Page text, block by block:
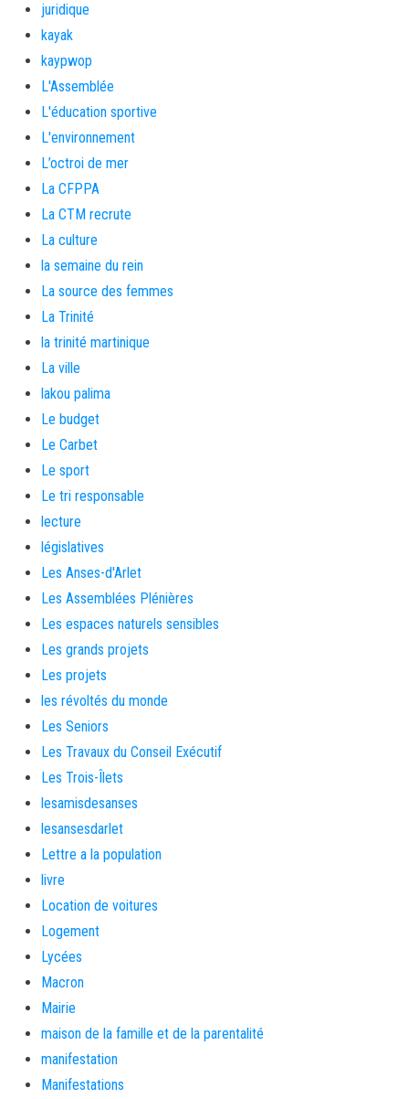
juridique
kayak
kaypwop
L'Assemblée
L'éducation sportive
L'environnement
L’octroi de mer
La CFPPA
La CTM recrute
La culture
la semaine du rein
La source des femmes
La Trinité
la trinité martinique
La ville
lakou palima
Le budget
Le Carbet
Le sport
Le tri responsable
lecture
législatives
Les Anses-d'Arlet
Les Assemblées Plénières
Les espaces naturels sensibles
Les grands projets
Les projets
les révoltés du monde
Les Seniors
Les Travaux du Conseil Exécutif
Les Trois-Îlets
lesamisdesanses
lesansesdarlet
Lettre a la population
livre
Location de voitures
Logement
Lycées
Macron
Mairie
maison de la famille et de la parentalité
manifestation
Manifestations